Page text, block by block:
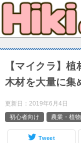
【マイクラ】
木材を大量に集
更新日： 2019年6月4日
初心者向け
農業・植物
Tweet